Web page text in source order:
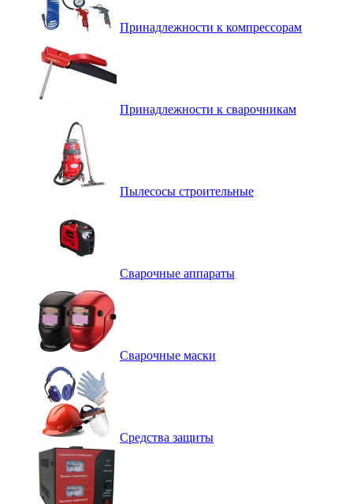
Принадлежности к компрессорам
Принадлежности к сварочникам
Пылесосы строительные
Сварочные аппараты
Сварочные маски
Средства защиты